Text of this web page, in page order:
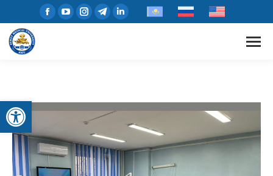
Open toolbar